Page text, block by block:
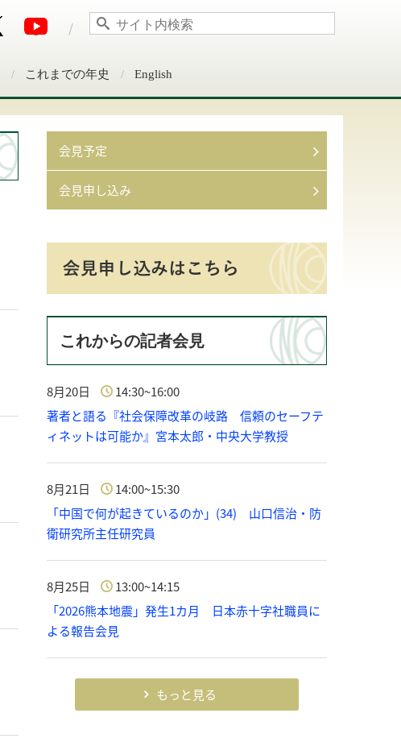
これまでの年史 English
会見予定
会見申し込み
これからの記者会見
8月20日
14:30~16:00
著者と語る『社会保障改革の岐路 信頼のセーフテ
ィネットは可能か』宮本太郎・中央大学教授
8月21日
14:00~15:30
「中国で何が起きているのか」(34) 山口信治・防
衛研究所主任研究員
8月25日
13:00~14:15
「2026熊本地震」発生1カ月 日本赤十字社職員に
よる報告会見
もっと見る